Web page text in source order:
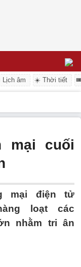
Lịch âm ☀️ Thời tiết
mại cuối
mại điện tử
loạt các
nhằm tri ân